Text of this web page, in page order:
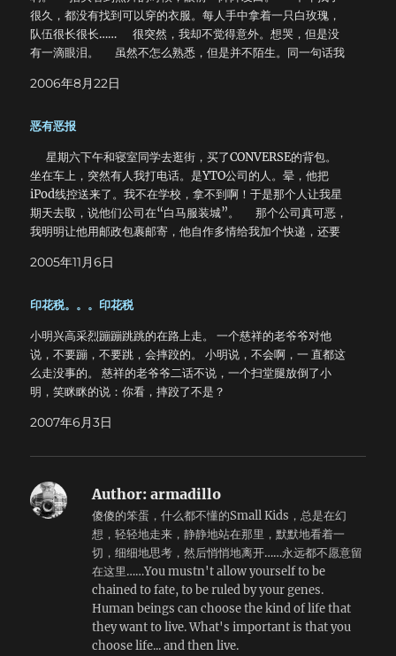
很久，都没有找到可以穿的衣服。每人手中拿着一只白玫瑰，
队伍很长很长…… 很突然，我却不觉得意外。想哭，但是没
有一滴眼泪。 虽然不怎么熟悉，但是并不陌生。同一句话我
霎那，我想起了很多很多。 记得狻曾经把一本三流小说中的
已经想不起来了。 就在想哭的时候，还是忍住了。 胸口
2006年8月22日
恶有恶报
星期六下午和寝室同学去逛街，买了CONVERSE的背包。
坐在车上，突然有人我打电话。是YTO公司的人。晕，他把
iPod线控送来了。我不在学校，拿不到啊！于是那个人让我星
期天去取，说他们公司在“白马服装城”。 那个公司真可恶，
我明明让他用邮政包裹邮寄，他自作多情给我加个快递，还要
有找到。只好又打电话回去问，说在火车站。晕，你说火车站
白马服装城。然后又打电话，对方说：“你看到邮政宾馆了吗？
合肥邮政中心区以后，我又打电话，对方说：“看到食为天饭店
了吗？我们就在旁边。有人来接。”我就继续走，果然有人把我
拦住了，非常的热情。当我拿出身份证的时候，一堆人傻
了。“你不是来修电脑的吗？”晕，我怎么成了修电脑的
了。“我看你背着包，还以为你修电脑的。”晕…… 出来以后
气愤地指着旁边的门说：“就在这！他们就是不挂牌子！”
明天之前要是不给他公安局就要来捉我了。
2005年11月6日
印花税。。。印花税
小明兴高采烈蹦蹦跳跳的在路上走。 一个慈祥的老爷爷对他
说，不要蹦，不要跳，会摔跤的。 小明说，不会啊，一 直都这
么走没事的。 慈祥的老爷爷二话不说，一个扫堂腿放倒了小
明，笑眯眯的说：你看，摔跤了不是？
2007年6月3日
Author: armadillo
傻傻的笨蛋，什么都不懂的Small Kids，总是在幻
想，轻轻地走来，静静地站在那里，默默地看着一
切，细细地思考，然后悄悄地离开……永远都不愿意留
在这里……You mustn't allow yourself to be
chained to fate, to be ruled by your genes.
Human beings can choose the kind of life that
they want to live. What's important is that you
choose life... and then live.